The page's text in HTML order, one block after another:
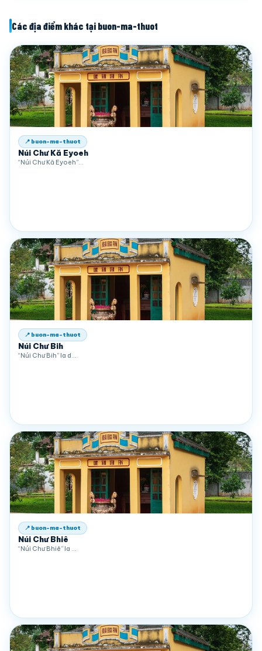
Các địa điểm khác tại buon-ma-thuot
📍 buon-ma-thuot
Núi Chư Kă Eyoeh
“Núi Chư Kă Eyoeh”…
📍 buon-ma-thuot
Núi Chư Bih
“Núi Chư Bih” la d…
📍 buon-ma-thuot
Núi Chư Bhiê
“Núi Chư Bhiê” la …